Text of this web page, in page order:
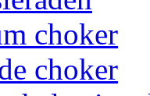
choker
choker